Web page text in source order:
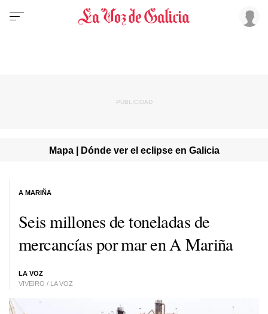
Mapa | Dónde ver el eclipse en Galicia
Seis millones de toneladas de
mercancías por mar en A Mariña
LA VOZ
VIVEIRO / LA VOZ
A MARIÑA